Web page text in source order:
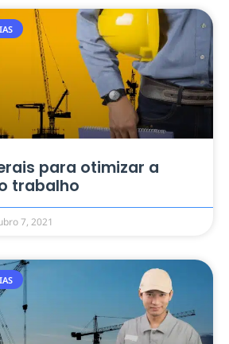
para otimizar a
trabalho
7, 2021